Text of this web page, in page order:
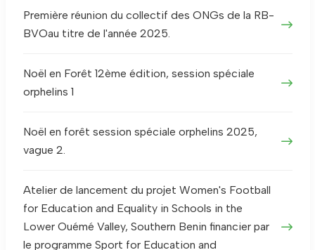
Première réunion du collectif des ONGs de la RB-
BVOau titre de l'année 2025.
Noël en Forêt 12ème édition, session spéciale
orphelins 1
Noël en forêt session spéciale orphelins 2025,
vague 2.
Atelier de lancement du projet Women's Football
for Education and Equality in Schools in the
Lower Ouémé Valley, Southern Benin financier par
le programme Sport for Education and